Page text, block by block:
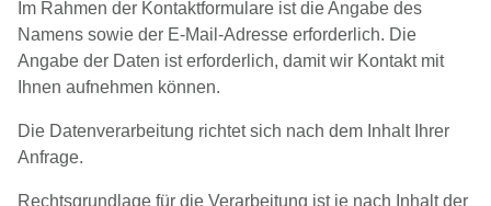
Im Rahmen der Kontaktformulare ist die Angabe des
Namens sowie der E-Mail-Adresse erforderlich. Die
Angabe der Daten ist erforderlich, damit wir Kontakt mit
Ihnen aufnehmen können.
Die Datenverarbeitung richtet sich nach dem Inhalt Ihrer
Anfrage.
Rechtsgrundlage für die Verarbeitung ist je nach Inhalt der